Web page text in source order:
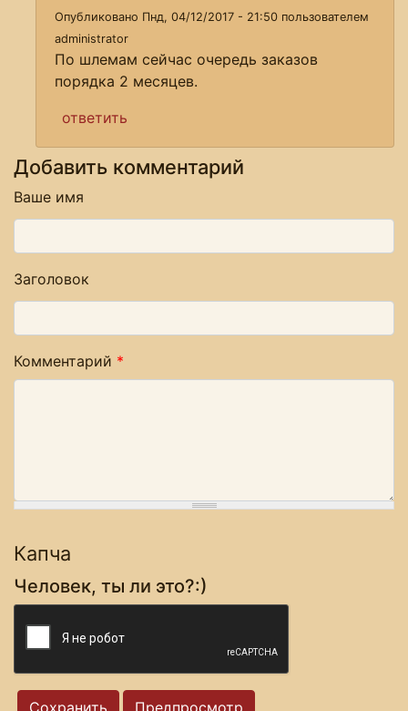
Опубликовано Пнд, 04/12/2017 - 21:50 пользователем
administrator
По шлемам сейчас очередь заказов
порядка 2 месяцев.
ответить
Добавить комментарий
Ваше имя
Заголовок
Комментарий *
Капча
Человек, ты ли это?:)